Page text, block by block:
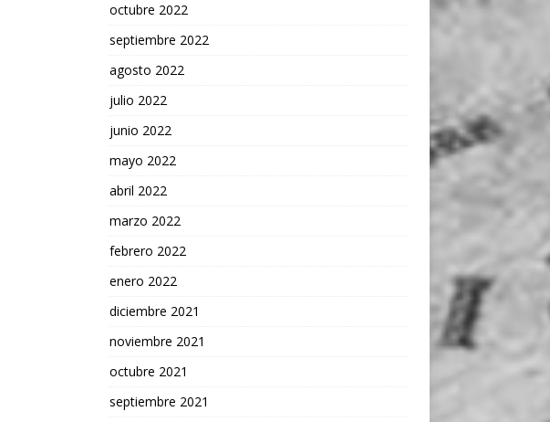
octubre 2022
septiembre 2022
agosto 2022
julio 2022
junio 2022
mayo 2022
abril 2022
marzo 2022
febrero 2022
enero 2022
diciembre 2021
noviembre 2021
octubre 2021
septiembre 2021